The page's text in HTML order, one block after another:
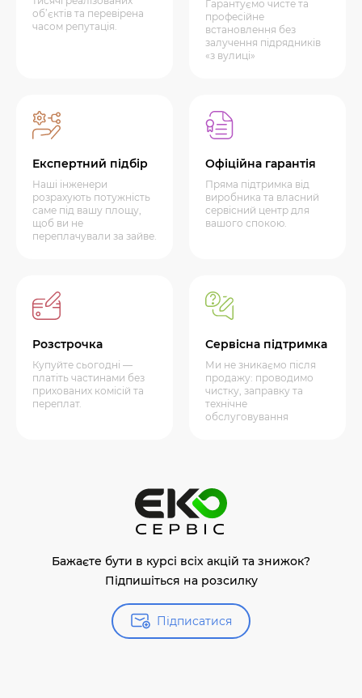
об’єктів та перевірена
часом репутація.
Гарантуємо чисте та
професійне
встановлення без
залучення підрядників
«з вулиці»
Експертний підбір
Наші інженери
розрахують потужність
саме під вашу площу,
щоб ви не
переплачували за зайве.
Офіційна гарантія
Пряма підтримка від
виробника та власний
сервісний центр для
вашого спокою.
Розстрочка
Купуйте сьогодні —
платіть частинами без
прихованих комісій та
переплат.
Сервісна підтримка
Ми не зникаємо після
продажу: проводимо
чистку, заправку та
технічне
обслуговування
Бажаєте бути в курсі всіх акцій та знижок?
Підпишіться на розсилку
Підписатися